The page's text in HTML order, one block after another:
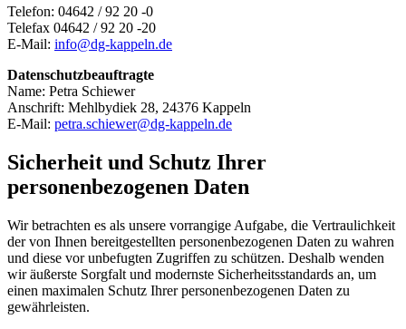
Telefon: 04642 / 92 20 -0
Telefax 04642 / 92 20 -20
E-Mail: info@dg-kappeln.de
Datenschutzbeauftragte
Name: Petra Schiewer
Anschrift: Mehlbydiek 28, 24376 Kappeln
E-Mail: petra.schiewer@dg-kappeln.de
Sicherheit und Schutz Ihrer
personenbezogenen Daten
Wir betrachten es als unsere vorrangige Aufgabe, die Vertraulichkeit
der von Ihnen bereitgestellten personenbezogenen Daten zu wahren
und diese vor unbefugten Zugriffen zu schützen. Deshalb wenden
wir äußerste Sorgfalt und modernste Sicherheitsstandards an, um
einen maximalen Schutz Ihrer personenbezogenen Daten zu
gewährleisten.